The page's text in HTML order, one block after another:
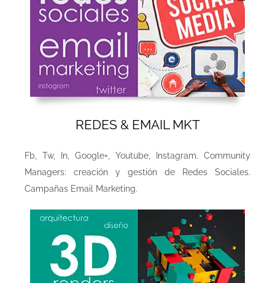
REDES & EMAIL MKT
Fb, Tw, In, Google+, Youtube, Instagram. Community
Managers: creación y gestión de Redes Sociales.
Campañas Email Marketing.